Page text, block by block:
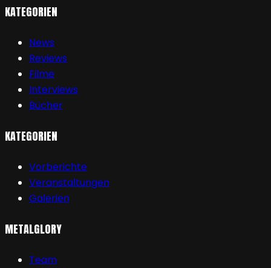
KATEGORIEN
News
Reviews
Filme
Interviews
Bücher
KATEGORIEN
Vorberichte
Veranstaltungen
Galerien
METALGLORY
Team